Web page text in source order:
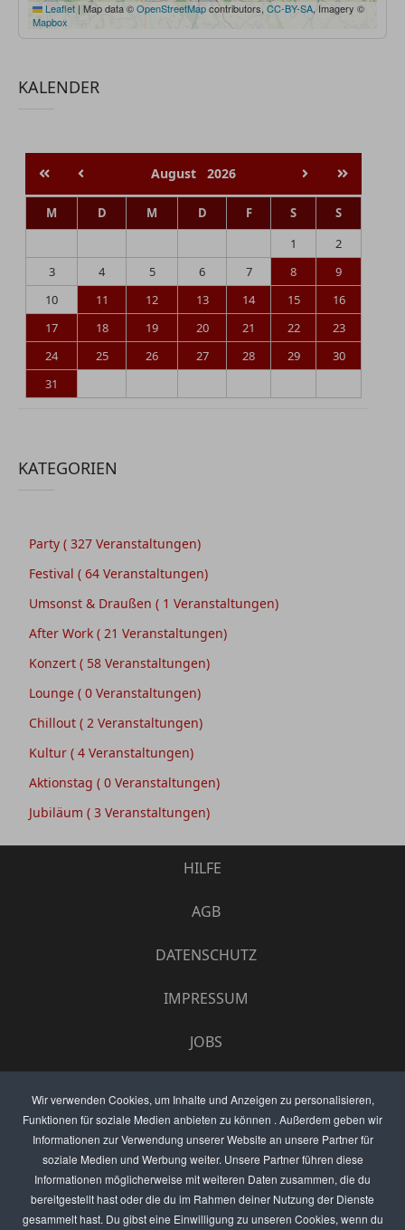
Wir verwenden Cookies, um Inhalte und Anzeigen zu personalisieren,
Funktionen für soziale Medien anbieten zu können . Außerdem geben wir
Informationen zur Verwendung unserer Website an unsere Partner für
soziale Medien und Werbung weiter. Unsere Partner führen diese
Informationen möglicherweise mit weiteren Daten zusammen, die du
bereitgestellt hast oder die du im Rahmen deiner Nutzung der Dienste
gesammelt hast. Du gibst eine Einwilligung zu unseren Cookies, wenn du
Leaflet | Map data ©OpenStreetMapcontributors, CC-BY-SA, Imagery ©
Mapbox
KALENDER
August 2026
M D M D F S
S
1
2
3
4 5 6 7 8
9
10
11 12 13 14 15
16
17
18 19 20 21 22
23
24
25 26 27 28 29
30
31
KATEGORIEN
Party ( 327 Veranstaltungen)
Festival ( 64 Veranstaltungen)
Umsonst & Draußen ( 1 Veranstaltungen)
After Work ( 21 Veranstaltungen)
Konzert ( 58 Veranstaltungen)
Lounge ( 0 Veranstaltungen)
Chillout ( 2 Veranstaltungen)
Kultur ( 4 Veranstaltungen)
Aktionstag ( 0 Veranstaltungen)
Jubiläum ( 3 Veranstaltungen)
HILFE
AGB
DATENSCHUTZ
IMPRESSUM
JOBS
ANZEIGEN PREISE
BEWERTET UNS
KONTAKT